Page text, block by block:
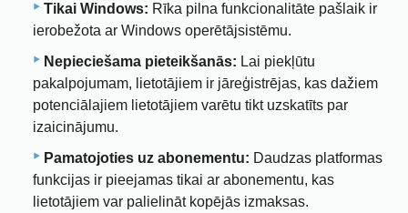
Tikai Windows: Rīka pilna funkcionalitāte pašlaik ir
ierobežota ar Windows operētājsistēmu.
Nepieciešama pieteikšanās: Lai piekļūtu
pakalpojumam, lietotājiem ir jāreģistrējas, kas dažiem
potenciālajiem lietotājiem varētu tikt uzskatīts par
izaicinājumu.
Pamatojoties uz abonementu: Daudzas platformas
funkcijas ir pieejamas tikai ar abonementu, kas
lietotājiem var palielināt kopējās izmaksas.